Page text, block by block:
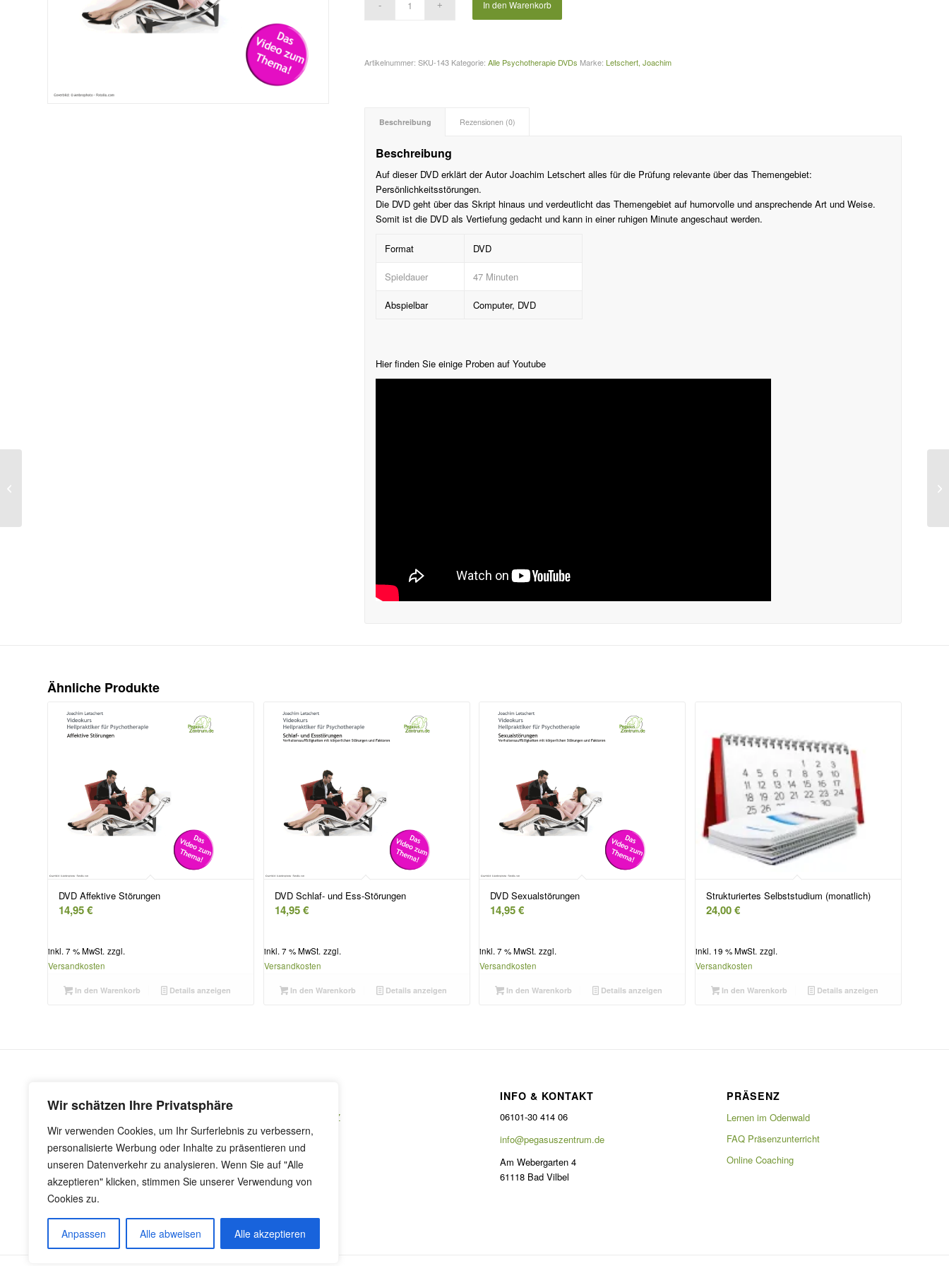
Wir schätzen Ihre Privatsphäre
Wir verwenden Cookies, um Ihr Surferlebnis zu verbessern,
personalisierte Werbung oder Inhalte zu präsentieren und
unseren Datenverkehr zu analysieren. Wenn Sie auf "Alle
akzeptieren" klicken, stimmen Sie unserer Verwendung von
Cookies zu.
Anpassen Alle abweisen Alle akzeptieren
In den Warenkorb
Artikelnummer:SKU-143 Kategorie:Alle Psychotherapie DVDs Marke:Letschert, Joachim
Beschreibung Rezensionen (0)
Beschreibung
Auf dieser DVD erklärt der Autor Joachim Letschert alles für die Prüfung relevante über das Themengebiet:
Persönlichkeitsstörungen.
Die DVD geht über das Skript hinaus und verdeutlicht das Themengebiet auf humorvolle und ansprechende Art und Weise.
Somit ist die DVD als Vertiefung gedacht und kann in einer ruhigen Minute angeschaut werden.
Format DVD
Spieldauer 47 Minuten
Abspielbar Computer, DVD
Hier finden Sie einige Proben auf Youtube
Ähnliche Produkte
DVD Affektive Störungen
14,95€
inkl. 7 % MwSt. zzgl.
Versandkosten
In den Warenkorb Details anzeigen
DVD Schlaf- und Ess-Störungen
14,95€
inkl. 7 % MwSt. zzgl.
Versandkosten
In den Warenkorb Details anzeigen
DVD Sexualstörungen
14,95€
inkl. 7 % MwSt. zzgl.
Versandkosten
In den Warenkorb Details anzeigen
Strukturiertes Selbststudium (monatlich)
24,00€
inkl. 19 % MwSt. zzgl.
Versandkosten
In den Warenkorb Details anzeigen
AGB
WIDERRUFSBELEHRUNG
Zahlungsarten
Bezahlung und Versand
DATENSCHUTZ
FAQ
Impressum
INFO & KONTAKT
06101-30 414 06
info@pegasuszentrum.de
Am Webergarten 4
61118 Bad Vilbel
PRÄSENZ
Lernen im Odenwald
FAQ Präsenzunterricht
Online Coaching